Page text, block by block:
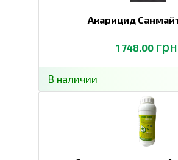
Акарицид
1 748.00
В наличии